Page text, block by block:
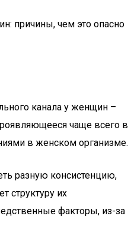
причины, чем это опасно
канала у женщин –
чаще всего в
в женском организме.
разную консистенцию,
структуру их
факторы, из-за